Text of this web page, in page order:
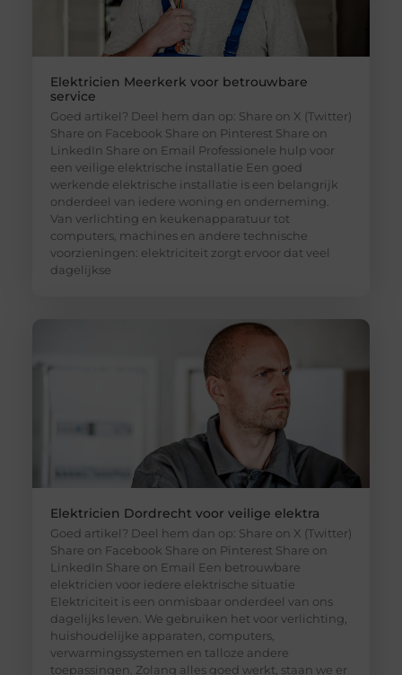
Elektricien Meerkerk voor betrouwbare
service
Goed artikel? Deel hem dan op: Share on X (Twitter)
Share on Facebook Share on Pinterest Share on
LinkedIn Share on Email Professionele hulp voor
een veilige elektrische installatie Een goed
werkende elektrische installatie is een belangrijk
onderdeel van iedere woning en onderneming.
Van verlichting en keukenapparatuur tot
computers, machines en andere technische
voorzieningen: elektriciteit zorgt ervoor dat veel
dagelijkse
Elektricien Dordrecht voor veilige elektra
Goed artikel? Deel hem dan op: Share on X (Twitter)
Share on Facebook Share on Pinterest Share on
LinkedIn Share on Email Een betrouwbare
elektricien voor iedere elektrische situatie
Elektriciteit is een onmisbaar onderdeel van ons
dagelijks leven. We gebruiken het voor verlichting,
huishoudelijke apparaten, computers,
verwarmingssystemen en talloze andere
toepassingen. Zolang alles goed werkt, staan we er